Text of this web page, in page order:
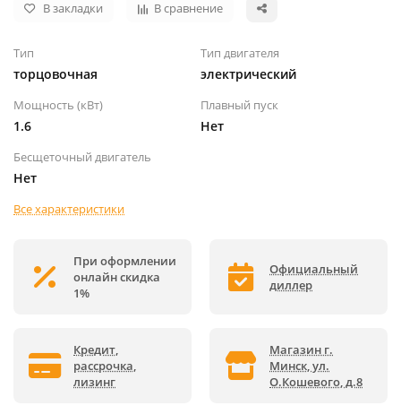
В закладки В сравнение
Тип
торцовочная
Тип двигателя
электрический
Мощность (кВт)
1.6
Плавный пуск
Нет
Бесщеточный двигатель
Нет
Все характеристики
При оформлении
онлайн скидка
1%
Официальный
диллер
Кредит,
рассрочка,
лизинг
Магазин г.
Минск, ул.
О.Кошевого, д.8